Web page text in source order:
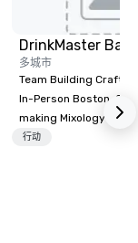
多城市
Team Building Craft
In-Person Boston. Our Cocktail-
making Mixology
complete turnkey
行动